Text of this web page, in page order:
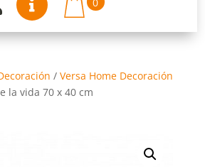

/ Versa Home Decoración
la vida 70 x 40 cm